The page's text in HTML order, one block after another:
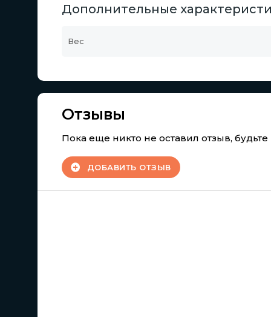
Дополнительные
Вес
Отзывы
Пока еще никто не оставил отзыв,
ДОБАВИТЬ ОТЗЫВ